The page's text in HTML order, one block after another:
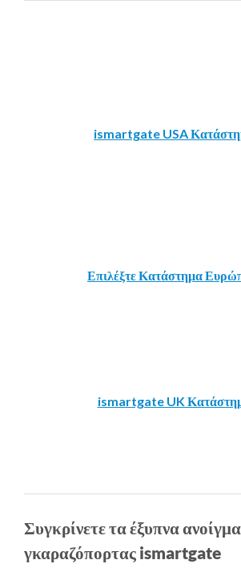
ismartgate USA
ismartgate UK
Συγκρίνετε τα έξυπνα
γκαραζόπορτας ismartgate